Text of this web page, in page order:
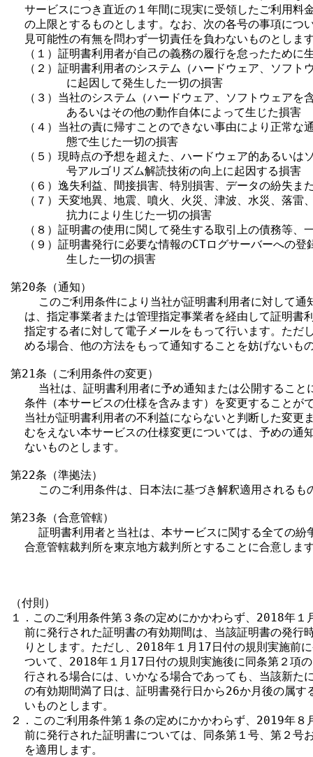
サービスにつき直近の１年間に現実に受領したご利用料
の上限とするものとします。なお、次の各号の事項につ
見可能性の有無を問わず一切責任を負わないものとしま
（１）証明書利用者が自己の義務の履行を怠ったために
（２）証明書利用者のシステム（ハードウェア、ソフト
        に起因して発生した一切の損害
（３）当社のシステム（ハードウェア、ソフトウェアを
        あるいはその他の動作自体によって生じた損害
（４）当社の責に帰すことのできない事由により正常な
        態で生じた一切の損害
（５）現時点の予想を超えた、ハードウェア的あるいは
        号アルゴリズム解読技術の向上に起因する損害
（６）逸失利益、間接損害、特別損害、データの紛失ま
（７）天変地異、地震、噴火、火災、津波、水災、落雷
        抗力により生じた一切の損害
（８）証明書の使用に関して発生する取引上の債務等、
（９）証明書発行に必要な情報のCTログサーバーへの登
        生した一切の損害
第20条（通知）
このご利用条件により当社が証明書利用者に対して通
は、指定事業者または管理指定事業者を経由して証明書
指定する者に対して電子メールをもって行います。ただ
める場合、他の方法をもって通知することを妨げないも
第21条（ご利用条件の変更）
当社は、証明書利用者に予め通知または公開すること
条件（本サービスの仕様を含みます）を変更することが
当社が証明書利用者の不利益にならないと判断した変更
むをえない本サービスの仕様変更については、予めの通
  ないものとします。
第22条（準拠法）
このご利用条件は、日本法に基づき解釈適用されるも
第23条（合意管轄）
証明書利用者と当社は、本サービスに関する全ての紛
合意管轄裁判所を東京地方裁判所とすることに合意しま
（付則）
１．このご利用条件第３条の定めにかかわらず、2018年１
前に発行された証明書の有効期間は、当該証明書の発行
りとします。ただし、2018年１月17日付の規則実施前
ついて、2018年１月17日付の規則実施後に同条第２項
行される場合には、いかなる場合であっても、当該新た
の有効期間満了日は、証明書発行日から26か月後の属す
  いものとします。
２．このご利用条件第１条の定めにかかわらず、2019年８
前に発行された証明書については、同条第１号、第２号
  を適用します。